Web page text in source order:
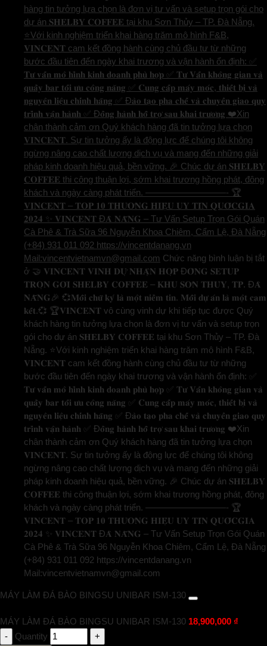
hàng tin tưởng lựa chọn là đơn vị tư vấn và setup trọn gói cho
dự án 𝐒𝐇𝐄𝐋𝐁𝐘 𝐂𝐎𝐅𝐅𝐄𝐄 tại khu Sơn Thủy – TP. Đà Nẵng.
⭐️Với kinh nghiệm triển khai hàng trăm mô hình F&B,
𝐕𝐈𝐍𝐂𝐄𝐍𝐓 cam kết đồng hành cùng chủ đầu tư từ những
bước đầu tiên đến ngày khai trương và vận hành ổn định: ✅
𝐓𝐮̛ 𝐯𝐚̂́𝐧 𝐦𝐨̂ 𝐡𝐢̀𝐧𝐡 𝐤𝐢𝐧𝐡 𝐝𝐨𝐚𝐧𝐡 𝐩𝐡𝐮̀ 𝐡𝐨̛̣𝐩 ✅ 𝐓𝐮̛ 𝐕𝐚̂́𝐧 𝐤𝐡𝐨̂𝐧𝐠 𝐠𝐢𝐚𝐧 𝐯𝐚̀
𝐪𝐮𝐚̂̀𝐲 𝐛𝐚𝐫 𝐭𝐨̂́𝐢 𝐮̛𝐮 𝐜𝐨̂𝐧𝐠 𝐧𝐚̆𝐧𝐠 ✅ 𝐂𝐮𝐧𝐠 𝐜𝐚̂́𝐩 𝐦𝐚́𝐲 𝐦𝐨́𝐜, 𝐭𝐡𝐢𝐞̂́𝐭 𝐛𝐢̣ 𝐯𝐚̀
𝐧𝐠𝐮𝐲𝐞̂𝐧 𝐥𝐢𝐞̣̂𝐮 𝐜𝐡𝐢́𝐧𝐡 𝐡𝐚̃𝐧𝐠 ✅ Đ𝐚̀𝐨 𝐭𝐚̣𝐨 𝐩𝐡𝐚 𝐜𝐡𝐞̂́ 𝐯𝐚̀ 𝐜𝐡𝐮𝐲𝐞̂̉𝐧 𝐠𝐢𝐚𝐨 𝐪𝐮𝐲
𝐭𝐫𝐢̀𝐧𝐡 𝐯𝐚̣̂𝐧 𝐡𝐚̀𝐧𝐡 ✅ Đ𝐨̂̀𝐧𝐠 𝐡𝐚̀𝐧𝐡 𝐡𝐨̂̃ 𝐭𝐫𝐨̛̣ 𝐬𝐚𝐮 𝐤𝐡𝐚𝐢 𝐭𝐫𝐮̛𝐨̛𝐧𝐠 ❤️Xin
chân thành cảm ơn Quý khách hàng đã tin tưởng lựa chọn
𝐕𝐈𝐍𝐂𝐄𝐍𝐓. Sự tin tưởng ấy là động lực để chúng tôi không
ngừng nâng cao chất lượng dịch vụ và mang đến những giải
pháp kinh doanh hiệu quả, bền vững. 🎉 Chúc dự án 𝐒𝐇𝐄𝐋𝐁𝐘
𝐂𝐎𝐅𝐅𝐄𝐄 thi công thuận lợi, sớm khai trương hồng phát, đông
khách và ngày càng phát triển. —————————- 🏆
𝐕𝐈𝐍𝐂𝐄𝐍𝐓 – 𝐓𝐎𝐏 𝟏𝟎 𝐓𝐇𝐔̛𝐎̛𝐍𝐆 𝐇𝐈𝐄̣̂𝐔 𝐔𝐘 𝐓𝐈́𝐍 𝐐𝐔𝐎̂́𝐂𝐆𝐈𝐀
𝟐𝟎𝟐𝟒 ✨ 𝐕𝐈𝐍𝐂𝐄𝐍𝐓 Đ𝐀̀ 𝐍𝐀̆̃𝐍𝐆 – Tư Vấn Setup Trọn Gói Quán
Cà Phê & Trà Sữa 96 Nguyễn Khoa Chiêm, Cẩm Lệ, Đà Nẵng
(+84) 931 011 092 https://vincentdanang.vn
Mail:vincentvietnamvn@gmail.com Chức năng bình luận bị tắt
ở 🤝 𝐕𝐈𝐍𝐂𝐄𝐍𝐓 𝐕𝐈𝐍𝐇 𝐃𝐔̛̣ 𝐍𝐇𝐀̣̂𝐍 𝐇𝐎̛̣𝐏 Đ𝐎̂̀𝐍𝐆 𝐒𝐄𝐓𝐔𝐏
𝐓𝐑𝐎̣𝐍 𝐆𝐎́𝐈 𝐒𝐇𝐄𝐋𝐁𝐘 𝐂𝐎𝐅𝐅𝐄𝐄 – 𝐊𝐇𝐔 𝐒𝐎̛𝐍 𝐓𝐇𝐔̉𝐘, 𝐓𝐏. Đ𝐀̀
𝐍𝐀̆̃𝐍𝐆🎉 💞𝐌𝐨̂̃𝐢 𝐜𝐡𝐮̛̃ 𝐤𝐲́ 𝐥𝐚̀ 𝐦𝐨̣̂𝐭 𝐧𝐢𝐞̂̀𝐦 𝐭𝐢𝐧. 𝐌𝐨̂̃𝐢 𝐝𝐮̛̣ 𝐚́𝐧 𝐥𝐚̀ 𝐦𝐨̣̂𝐭 𝐜𝐚𝐦
𝐤𝐞̂́𝐭.💞 🏆𝐕𝐈𝐍𝐂𝐄𝐍𝐓 vô cùng vinh dự khi tiếp tục được Quý
khách hàng tin tưởng lựa chọn là đơn vị tư vấn và setup trọn
gói cho dự án 𝐒𝐇𝐄𝐋𝐁𝐘 𝐂𝐎𝐅𝐅𝐄𝐄 tại khu Sơn Thủy – TP. Đà
Nẵng. ⭐️Với kinh nghiệm triển khai hàng trăm mô hình F&B,
𝐕𝐈𝐍𝐂𝐄𝐍𝐓 cam kết đồng hành cùng chủ đầu tư từ những
bước đầu tiên đến ngày khai trương và vận hành ổn định: ✅
𝐓𝐮̛ 𝐯𝐚̂́𝐧 𝐦𝐨̂ 𝐡𝐢̀𝐧𝐡 𝐤𝐢𝐧𝐡 𝐝𝐨𝐚𝐧𝐡 𝐩𝐡𝐮̀ 𝐡𝐨̛̣𝐩 ✅ 𝐓𝐮̛ 𝐕𝐚̂́𝐧 𝐤𝐡𝐨̂𝐧𝐠 𝐠𝐢𝐚𝐧 𝐯𝐚̀
𝐪𝐮𝐚̂̀𝐲 𝐛𝐚𝐫 𝐭𝐨̂́𝐢 𝐮̛𝐮 𝐜𝐨̂𝐧𝐠 𝐧𝐚̆𝐧𝐠 ✅ 𝐂𝐮𝐧𝐠 𝐜𝐚̂́𝐩 𝐦𝐚́𝐲 𝐦𝐨́𝐜, 𝐭𝐡𝐢𝐞̂́𝐭 𝐛𝐢̣ 𝐯𝐚̀
𝐧𝐠𝐮𝐲𝐞̂𝐧 𝐥𝐢𝐞̣̂𝐮 𝐜𝐡𝐢́𝐧𝐡 𝐡𝐚̃𝐧𝐠 ✅ Đ𝐚̀𝐨 𝐭𝐚̣𝐨 𝐩𝐡𝐚 𝐜𝐡𝐞̂́ 𝐯𝐚̀ 𝐜𝐡𝐮𝐲𝐞̂̉𝐧 𝐠𝐢𝐚𝐨 𝐪𝐮𝐲
𝐭𝐫𝐢̀𝐧𝐡 𝐯𝐚̣̂𝐧 𝐡𝐚̀𝐧𝐡 ✅ Đ𝐨̂̀𝐧𝐠 𝐡𝐚̀𝐧𝐡 𝐡𝐨̂̃ 𝐭𝐫𝐨̛̣ 𝐬𝐚𝐮 𝐤𝐡𝐚𝐢 𝐭𝐫𝐮̛𝐨̛𝐧𝐠 ❤️Xin
chân thành cảm ơn Quý khách hàng đã tin tưởng lựa chọn
𝐕𝐈𝐍𝐂𝐄𝐍𝐓. Sự tin tưởng ấy là động lực để chúng tôi không
ngừng nâng cao chất lượng dịch vụ và mang đến những giải
pháp kinh doanh hiệu quả, bền vững. 🎉 Chúc dự án 𝐒𝐇𝐄𝐋𝐁𝐘
𝐂𝐎𝐅𝐅𝐄𝐄 thi công thuận lợi, sớm khai trương hồng phát, đông
khách và ngày càng phát triển. —————————- 🏆
𝐕𝐈𝐍𝐂𝐄𝐍𝐓 – 𝐓𝐎𝐏 𝟏𝟎 𝐓𝐇𝐔̛𝐎̛𝐍𝐆 𝐇𝐈𝐄̣̂𝐔 𝐔𝐘 𝐓𝐈́𝐍 𝐐𝐔𝐎̂́𝐂𝐆𝐈𝐀
𝟐𝟎𝟐𝟒 ✨ 𝐕𝐈𝐍𝐂𝐄𝐍𝐓 Đ𝐀̀ 𝐍𝐀̆̃𝐍𝐆 – Tư Vấn Setup Trọn Gói Quán
Cà Phê & Trà Sữa 96 Nguyễn Khoa Chiêm, Cẩm Lệ, Đà Nẵng
(+84) 931 011 092 https://vincentdanang.vn
Mail:vincentvietnamvn@gmail.com
MÁY LÀM ĐÁ BÀO BINGSU UNIBAR ISM-130
MÁY LÀM ĐÁ BÀO BINGSU UNIBAR ISM-130 18,900,000 ₫
Quantity